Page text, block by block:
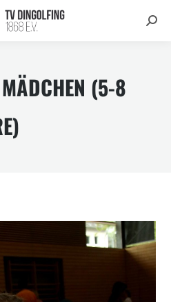
(5-8